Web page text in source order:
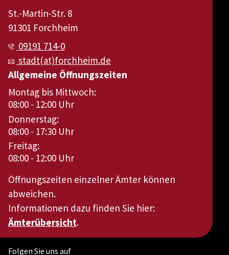
St.-Martin-Str. 8
91301 Forchheim
09191 714-0
stadt(at)forchheim.de
Allgemeine Öffnungszeiten
Montag bis Mittwoch:
08:00 - 12:00 Uhr
Donnerstag:
08:00 - 17:30 Uhr
Freitag:
08:00 - 12:00 Uhr
Öffnungszeiten einzelner Ämter können
abweichen.
Informationen dazu finden Sie hier:
Ämterübersicht.
Folgen Sie uns auf